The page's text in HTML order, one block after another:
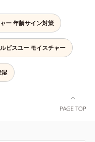
ー 年齢サイン対策
ビスユー モイスチャー
湿